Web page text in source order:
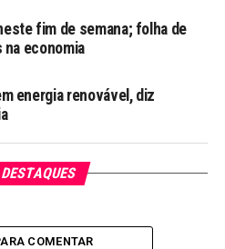
fim de semana; folha de
na economia
energia renovável, diz
COMENTAR